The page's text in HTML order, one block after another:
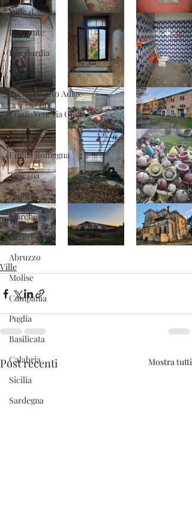
Valle d'Aosta
Piemonte
Lombardia
Veneto
Trentino Alto Adige
Friuli-Venezia Giulia
Liguria
Emilia Romagna
Toscana
Umbria
Marche
Lazio
Abruzzo
Molise
Campania
Puglia
Basilicata
Calabria
Sicilia
Sardegna
Ville
Post recenti Mostra tutti